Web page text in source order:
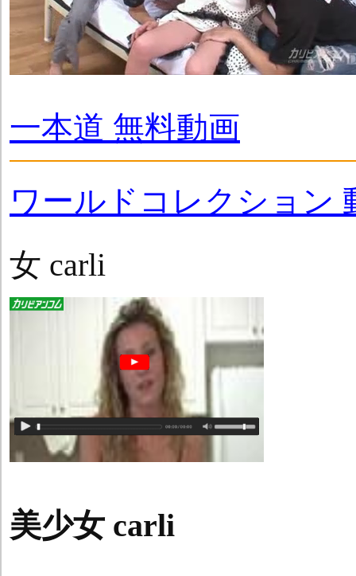
一本道 無料動画
ワールドコレクション
女 carli
美少女 carli